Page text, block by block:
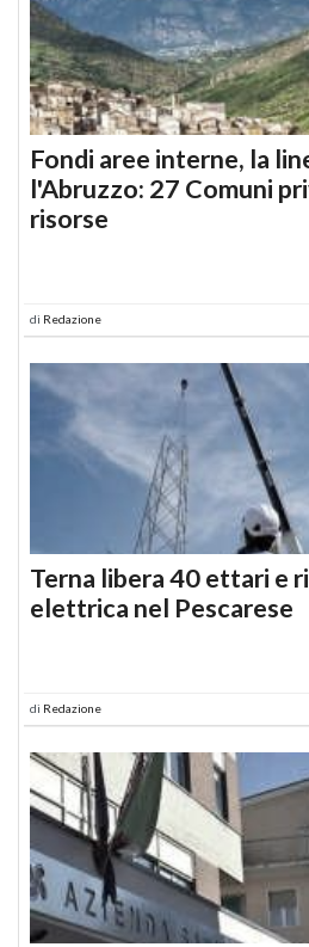
Fondi aree interne, la
l'Abruzzo: 27 Comuni
risorse
di Redazione
Terna libera 40 ettari e
elettrica nel Pescarese
di Redazione